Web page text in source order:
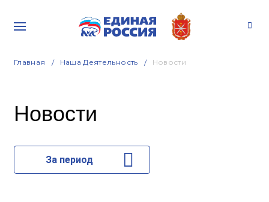
Главная Наша Деятельность Новости
Новости
За период